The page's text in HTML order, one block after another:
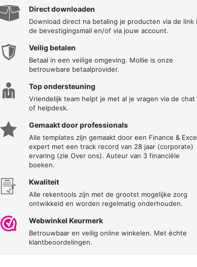
Direct downloaden
Download direct na betaling je producten via de link
de bevestigingsmail en/of via jouw account.
Veilig betalen
Betaal in een veilige omgeving. Mollie is onze
betrouwbare betaalprovider.
Top ondersteuning
Vriendelijk team helpt je met al je vragen via de chat
of helpdesk.
Gemaakt door professionals
Alle templates zijn gemaakt door een Finance &
expert met een track record van 28 jaar (corporate)
ervaring (zie Over ons). Auteur van 3 financiële
boeken.
Kwaliteit
Alle rekentools zijn met de grootst mogelijke zorg
ontwikkeld en worden regelmatig onderhouden.
Webwinkel Keurmerk
Betrouwbaar en veilig online winkelen. Met échte
klantbeoordelingen.